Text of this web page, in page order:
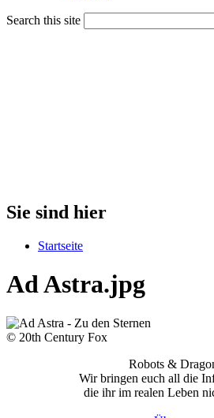
Search this site
Sie sind hier
Startseite
Ad Astra.jpg
© 20th Century Fox
Robots &
Wir bringen euch all die
die ihr im realen Leben